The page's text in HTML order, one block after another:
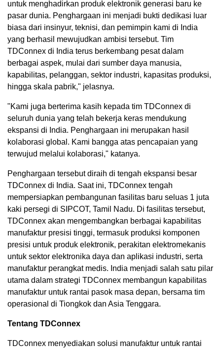
untuk menghadirkan produk elektronik generasi baru ke
pasar dunia. Penghargaan ini menjadi bukti dedikasi luar
biasa dari insinyur, teknisi, dan pemimpin kami di India
yang berhasil mewujudkan ambisi tersebut. Tim
TDConnex di India terus berkembang pesat dalam
berbagai aspek, mulai dari sumber daya manusia,
kapabilitas, pelanggan, sektor industri, kapasitas produksi,
hingga skala pabrik," jelasnya.
"Kami juga berterima kasih kepada tim TDConnex di
seluruh dunia yang telah bekerja keras mendukung
ekspansi di India. Penghargaan ini merupakan hasil
kolaborasi global. Kami bangga atas pencapaian yang
terwujud melalui kolaborasi," katanya.
Penghargaan tersebut diraih di tengah ekspansi besar
TDConnex di India. Saat ini, TDConnex tengah
mempersiapkan pembangunan fasilitas baru seluas 1 juta
kaki persegi di SIPCOT, Tamil Nadu. Di fasilitas tersebut,
TDConnex akan mengembangkan berbagai kapabilitas
manufaktur presisi tinggi, termasuk produksi komponen
presisi untuk produk elektronik, perakitan elektromekanis
untuk sektor elektronika daya dan aplikasi industri, serta
manufaktur perangkat medis. India menjadi salah satu pilar
utama dalam strategi TDConnex membangun kapabilitas
manufaktur untuk rantai pasok masa depan, bersama tim
operasional di Tiongkok dan Asia Tenggara.
Tentang TDConnex
TDConnex menyediakan solusi manufaktur untuk rantai